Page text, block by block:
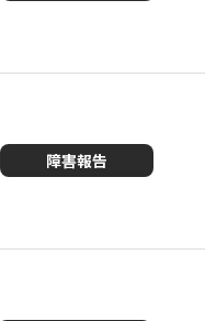
障害報告